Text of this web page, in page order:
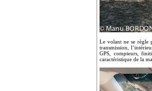
Le volant ne se règle
transmission,
GPS, compteurs,
caractéristique de la